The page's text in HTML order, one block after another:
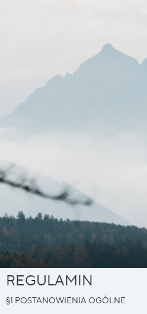
REGULAMIN
§1 POSTANOWIENIA OGÓLNE